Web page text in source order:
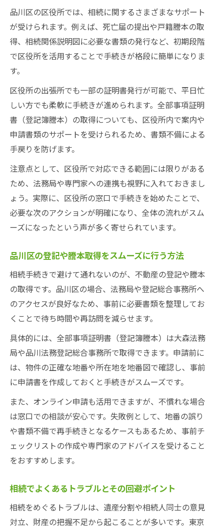
品川区の区役所では、相続に関するさまざまなサポート
が受けられます。例えば、死亡届の提出や戸籍謄本の取
得、相続関係説明図に必要な書類の発行など、初期段階
で区役所を活用することで手続きが格段に簡単になりま
す。
区役所の出張所でも一部の証明書発行が可能で、平日忙
しい方でも柔軟に手続きが進められます。全部事項証明
書（登記簿謄本）の取得についても、区役所内で案内や
申請書類のサポートを受けられるため、書類不備による
手戻りを防げます。
注意点として、区役所で対応できる範囲には限りがある
ため、法務局や専門家への連携も視野に入れておきまし
ょう。実際に、区役所の窓口で手続きを始めたことで、
必要な次のアクションが明確になり、全体の流れがスム
ーズになったという声が多く寄せられています。
品川区の登記や謄本取得をスムーズに行う方法
相続手続きで避けて通れないのが、不動産の登記や謄本
の取得です。品川区の場合、法務局や登記総合事務所へ
のアクセスが良好なため、事前に必要書類を整理してお
くことで待ち時間や再訪問を減らせます。
具体的には、全部事項証明書（登記簿謄本）は大森法務
局や品川法務登記総合事務所で取得できます。申請前に
は、物件の正確な地番や所在地を地番図で確認し、事前
に申請書を作成しておくと手続きがスムーズです。
また、オンライン申請も活用できますが、不慣れな場合
は窓口での相談が安心です。失敗例として、地番の誤り
や書類不備で再手続きとなるケースもあるため、事前チ
ェックリストの作成や専門家のアドバイスを受けること
をおすすめします。
相続でよくあるトラブルとその回避ポイント
相続をめぐるトラブルは、遺産分割や相続人同士の意見
対立、財産の把握不足から起こることが多いです。東京